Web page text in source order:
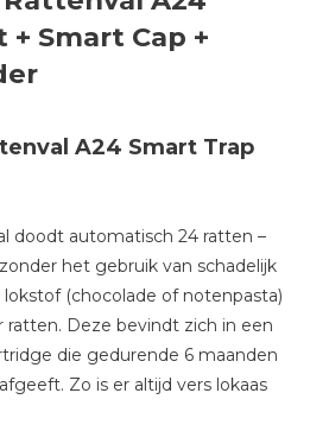
Smart Cap +
A24 Smart Trap
doodt automatisch 24 ratten –
het gebruik van schadelijk
(chocolade of notenpasta)
ratten. Deze bevindt zich in een
die gedurende 6 maanden
Zo is er altijd vers lokaas